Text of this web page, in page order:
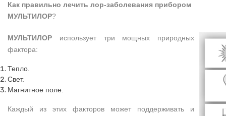
Как правильно лечить лор-заболевания прибором
МУЛЬТИЛОР?
МУЛЬТИЛОР использует три мощных природных
фактора:
Тепло.
Свет.
Магнитное поле.
Каждый из этих факторов может поддерживать и